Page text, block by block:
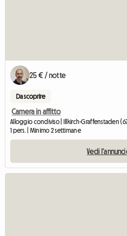
25 € / notte
Da scoprire
Camera in affitto
Alloggio condiviso | Illkirch-Graffenstaden
1 pers. | Minimo 2 settimane
Vedi